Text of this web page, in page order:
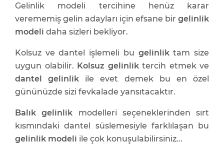
Gelinlik modeli tercihine henüz karar
verememiş gelin adayları için efsane bir gelinlik
modeli daha sizleri bekliyor.
Kolsuz ve dantel işlemeli bu gelinliktam size
uygun olabilir. Kolsuz gelinliktercih etmek ve
dantel gelinlik ile evet demek bu en özel
gününüzde sizi fevkalade yansıtacaktır.
Balık gelinlik modelleri seçeneklerinden sırt
kısmındaki dantel süslemesiyle farklılaşan bu
gelinlik modeli ile çok konuşulabilirsiniz...